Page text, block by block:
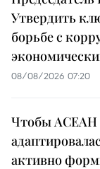
Утвердить
борьбе с
08/08/2026 07:20
Чтобы АСЕАН
активно